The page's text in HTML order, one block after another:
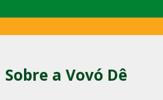
Sobre a Vovó Dê